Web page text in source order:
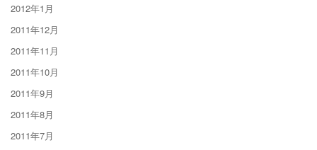
2012年1月
2011年12月
2011年11月
2011年10月
2011年9月
2011年8月
2011年7月